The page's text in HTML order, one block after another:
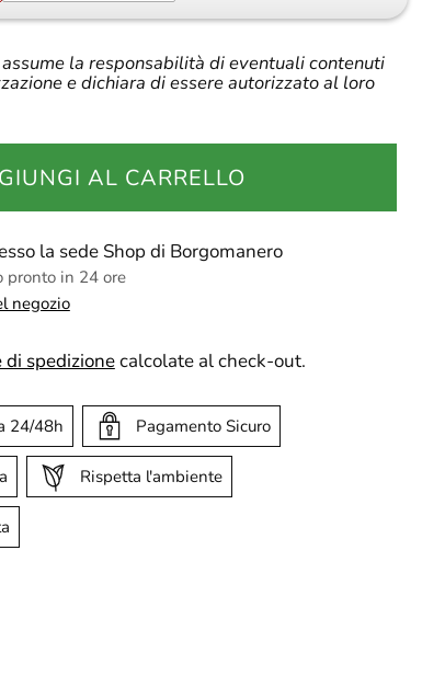
assume la responsabilità di eventuali contenuti
e dichiara di essere autorizzato al loro
AL CARRELLO
la sede Shop di Borgomanero
pronto in 24 ore
negozio
di spedizionecalcolate al check-out.
24/48h Pagamento Sicuro
Rispetta l'ambiente